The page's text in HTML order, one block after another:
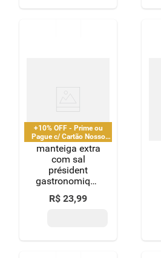
+10% OFF - Prime ou
Pague c/ Cartão Nosso
Pay
manteiga extra
com sal
président
gastronomique
pote 380g
R$ 23,99